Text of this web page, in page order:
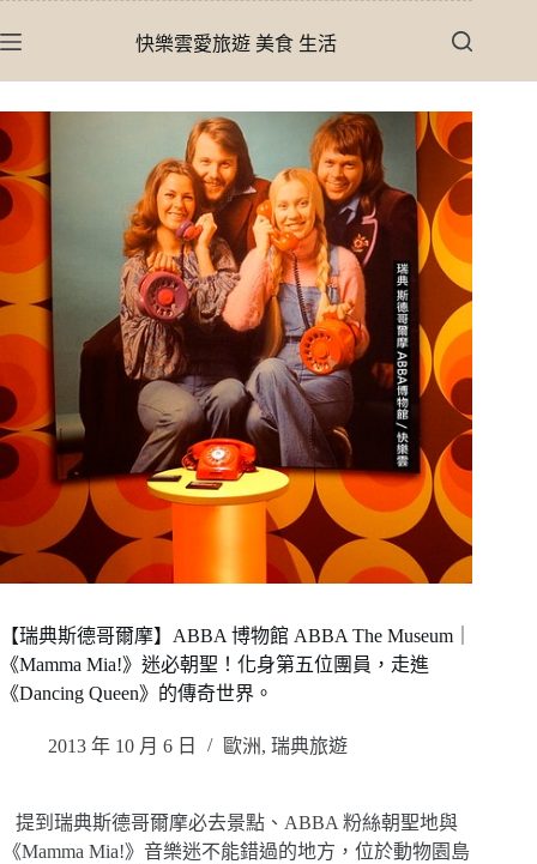
至
內
容
快樂雲愛旅遊 美食 生活
【瑞典斯德哥爾摩】ABBA 博物館 ABBA The Museum｜
《Mamma Mia!》迷必朝聖！化身第五位團員，走進
《Dancing Queen》的傳奇世界。
2013 年 10 月 6 日 歐洲, 瑞典旅遊
提到瑞典斯德哥爾摩必去景點、ABBA 粉絲朝聖地與
《Mamma Mia!》音樂迷不能錯過的地方，位於動物園島